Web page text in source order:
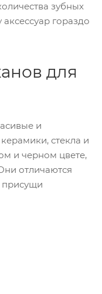
зубных
гораздо
для
и
стекла и
и черном цвете,
отличаются